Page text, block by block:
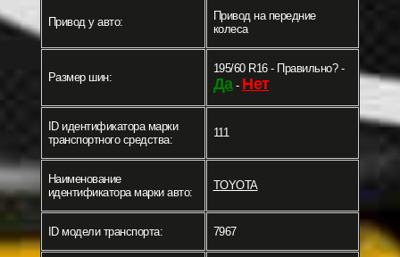
Привод у авто:
Привод на передние
колеса
Размер шин:
195/60 R16 - Правильно? -
Да- Нет
ID идентификатора марки
транспортного средства:
111
Наименование
идентификатора марки авто:
TOYOTA
ID модели транспорта: 7967